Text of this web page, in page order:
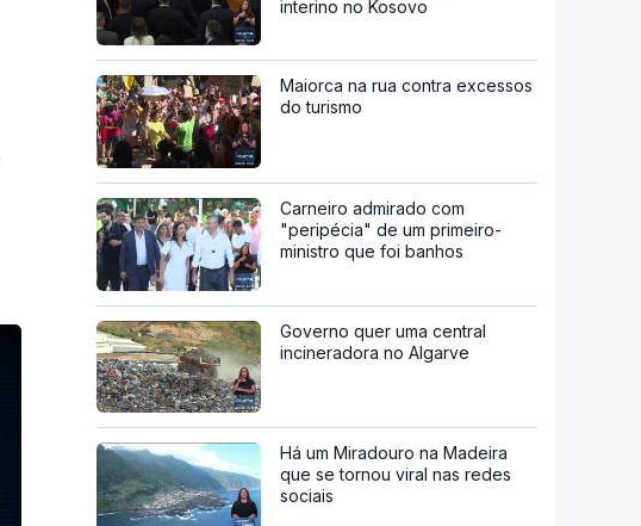
interino no Kosovo
Maiorca na rua contra excessos
do turismo
Carneiro admirado com
"peripécia" de um primeiro-
ministro que foi banhos
Governo quer uma central
incineradora no Algarve
Há um Miradouro na Madeira
que se tornou viral nas redes
sociais